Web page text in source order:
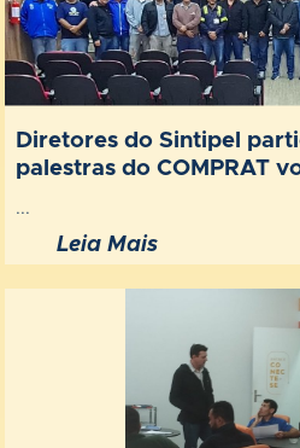
Diretores do Sintipel
palestras do COMPRAT
...
Leia Mais